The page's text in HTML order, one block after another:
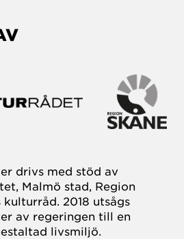
drivs med stöd av
Malmö stad, Region
kulturråd. 2018 utsågs
av regeringen till en
livsmiljö.